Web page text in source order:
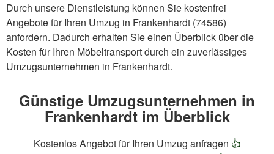
Durch unsere Dienstleistung können Sie kostenfrei
Angebote für Ihren Umzug in Frankenhardt (74586)
anfordern. Dadurch erhalten Sie einen Überblick über die
Kosten für Ihren Möbeltransport durch ein zuverlässiges
Umzugsunternehmen in Frankenhardt.
Günstige Umzugsunternehmen in
Frankenhardt im Überblick
Kostenlos Angebot für Ihren Umzug anfragen 👍